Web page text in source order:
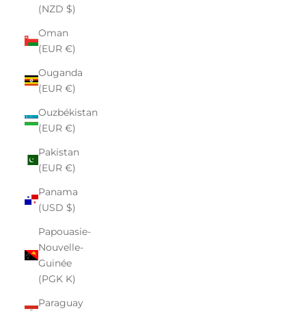
(NZD $)
Oman
(EUR €)
Ouganda
(EUR €)
Ouzbékistan
(EUR €)
Pakistan
(EUR €)
Panama
(USD $)
Papouasie-
Nouvelle-
Guinée
(PGK K)
Paraguay